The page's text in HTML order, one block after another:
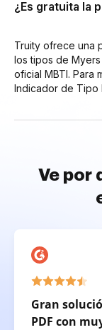
¿Es gratuita la
Truity ofrece una
los tipos de
oficial MBTI. Para
Indicador de Tipo
Ve por
Gran
PDF con